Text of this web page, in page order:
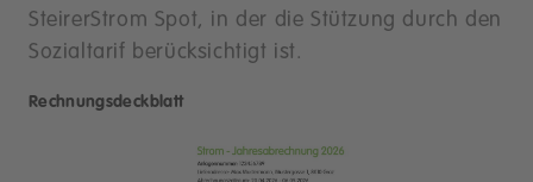
SteirerStrom Spot, in der die Stützung durch den
Sozialtarif berücksichtigt ist.
Rechnungsdeckblatt